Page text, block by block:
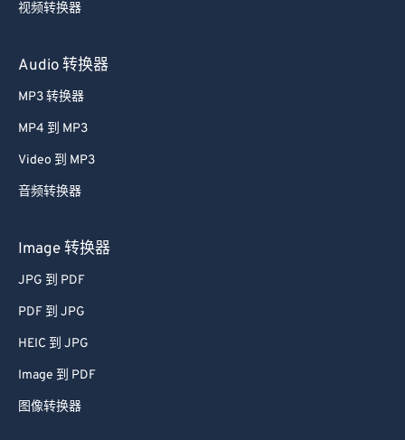
视频转换器
Audio 转换器
MP3 转换器
MP4 到 MP3
Video 到 MP3
音频转换器
Image 转换器
JPG 到 PDF
PDF 到 JPG
HEIC 到 JPG
Image 到 PDF
图像转换器